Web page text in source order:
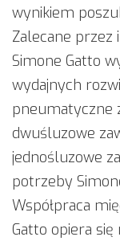
wynikiem
Zalecane przez
Simone Gatto
wydajnych
pneumatyczne
dwuśluzowe
jednośluzowe
potrzeby
Współpraca
Gatto opiera się